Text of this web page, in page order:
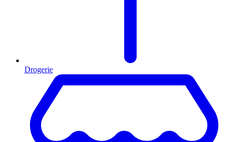
Drogerie